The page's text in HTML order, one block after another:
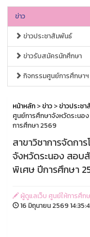
ข่าว
ข่าวประชาสัมพันธ์
ข่าวรับสมัครนักศึกษา
กิจกรรมศูนย์การศึกษาฯ
หน้าหลัก>ข่าว>ข่าวประช
ศูนย์การศึกษาจังหวัดระน
การศึกษา 2569
สาขาวิชาการจัดกา
จังหวัดระนอง สอบ
พิเศษ ปีการศึกษา
ผู้ดูแลเว็บ ศูนย์ให้การศึก
16 มิถุนายน 2569